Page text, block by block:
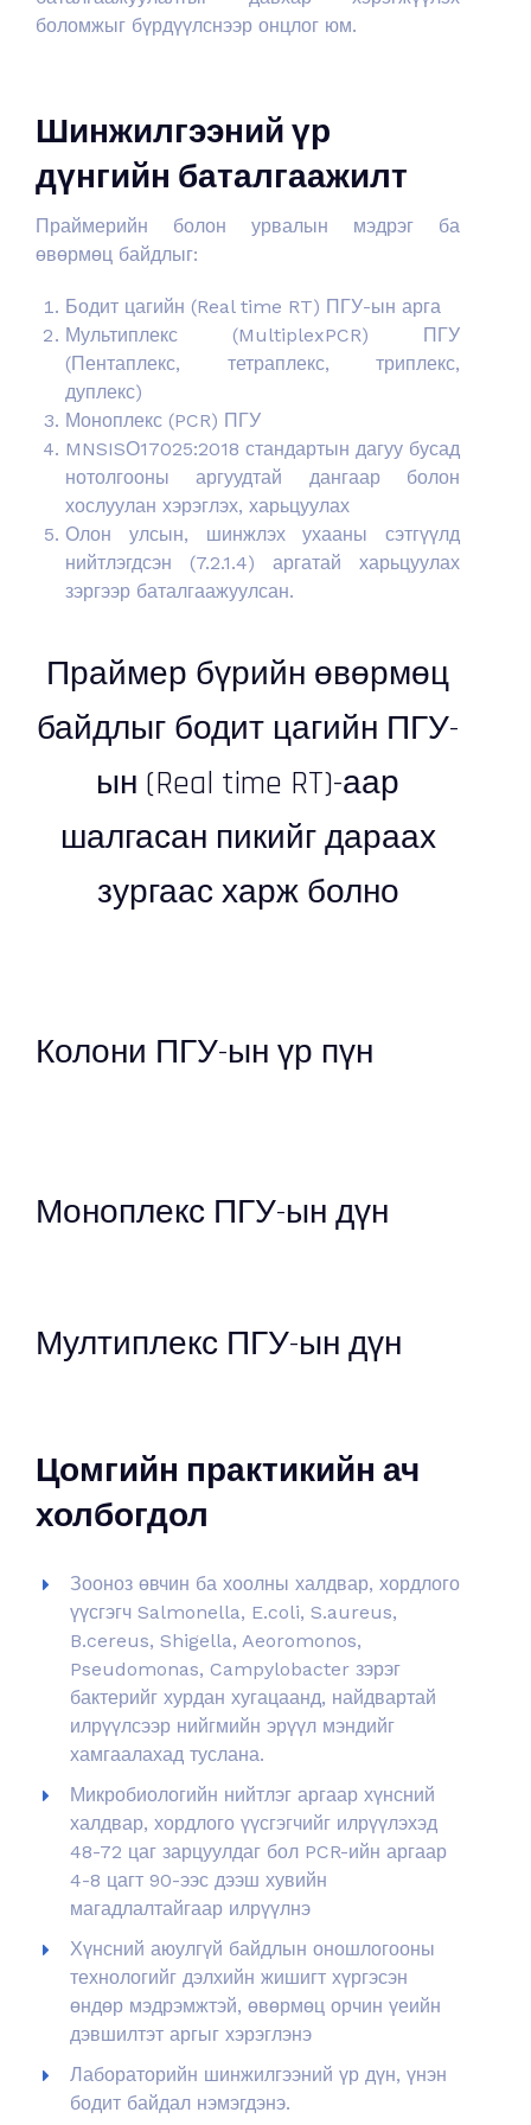
боломжыг бүрдүүлснээр онцлог юм.
Шинжилгээний үр
дүнгийн баталгаажилт
Праймерийн болон урвалын мэдрэг ба
өвөрмөц байдлыг:
Бодит цагийн (Real time RT) ПГУ-ын арга
Мультиплекс (MultiplexPCR) ПГУ
(Пентаплекс, тетраплекс, триплекс,
дуплекс)
Моноплекс (PCR) ПГУ
MNSISО17025:2018 стандартын дагуу бусад
нотолгооны аргуудтай дангаар болон
хослуулан хэрэглэх, харьцуулах
Олон улсын, шинжлэх ухааны сэтгүүлд
нийтлэгдсэн (7.2.1.4) аргатай харьцуулах
зэргээр баталгаажуулсан.
Праймер бүрийн өвөрмөц
байдлыг бодит цагийн ПГУ-
ын (Real time RT)-аар
шалгасан пикийг дараах
зургаас харж болно
Колони ПГУ-ын үр пүн
Моноплекс ПГУ-ын дүн
Мултиплекс ПГУ-ын дүн
Цомгийн практикийн ач
холбогдол
Зооноз өвчин ба хоолны халдвар, хордлого
үүсгэгч Salmonella, E.coli, S.aureus,
B.cereus, Shigella, Aeoromonos,
Pseudomonas, Campylobacter зэрэг
бактерийг хурдан хугацаанд, найдвартай
илрүүлсээр нийгмийн эрүүл мэндийг
хамгаалахад туслана.
Микробиологийн нийтлэг аргаар хүнсний
халдвар, хордлого үүсгэгчийг илрүүлэхэд
48-72 цаг зарцуулдаг бол PCR-ийн аргаар
4-8 цагт 90-ээс дээш хувийн
магадлалтайгаар илрүүлнэ
Хүнсний аюулгүй байдлын оношлогооны
технологийг дэлхийн жишигт хүргэсэн
өндөр мэдрэмжтэй, өвөрмөц орчин үеийн
дэвшилтэт аргыг хэрэглэнэ
Лабораторийн шинжилгээний үр дүн, үнэн
бодит байдал нэмэгдэнэ.